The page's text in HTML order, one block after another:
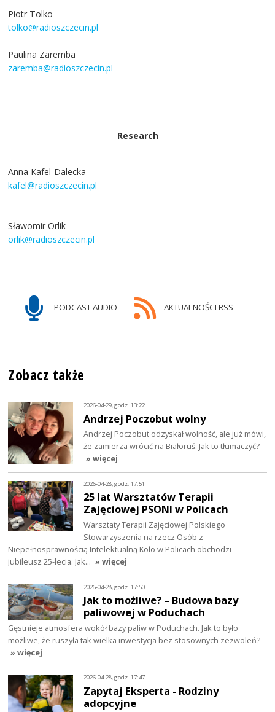
Piotr Tolko
tolko@radioszczecin.pl
Paulina Zaremba
zaremba@radioszczecin.pl
Research
Anna Kafel-Dalecka
kafel@radioszczecin.pl
Sławomir Orlik
orlik@radioszczecin.pl
PODCAST AUDIO AKTUALNOŚCI RSS
Zobacz także
2026-04-29, godz. 13:22
Andrzej Poczobut wolny
Andrzej Poczobut odzyskał wolność, ale już mówi,
że zamierza wrócić na Białoruś. Jak to tłumaczyć?
» więcej
2026-04-28, godz. 17:51
25 lat Warsztatów Terapii
Zajęciowej PSONI w Policach
Warsztaty Terapii Zajęciowej Polskiego
Stowarzyszenia na rzecz Osób z
Niepełnosprawnością Intelektualną Koło w Policach obchodzi
jubileusz 25-lecia. Jak… » więcej
2026-04-28, godz. 17:50
Jak to możliwe? – Budowa bazy
paliwowej w Poduchach
Gęstnieje atmosfera wokół bazy paliw w Poduchach. Jak to było
możliwe, że ruszyła tak wielka inwestycja bez stosownych zezwoleń?
» więcej
2026-04-28, godz. 17:47
Zapytaj Eksperta - Rodziny
adopcyjne